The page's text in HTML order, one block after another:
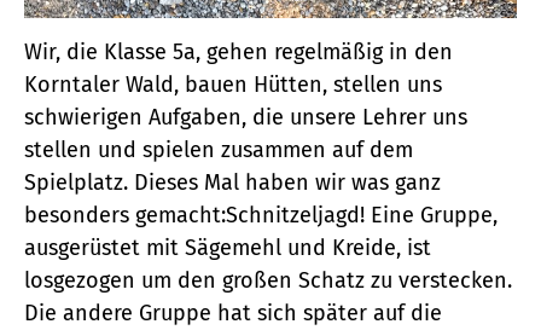
Wir, die Klasse 5a, gehen regelmäßig in den
Korntaler Wald, bauen Hütten, stellen uns
schwierigen Aufgaben, die unsere Lehrer uns
stellen und spielen zusammen auf dem
Spielplatz. Dieses Mal haben wir was ganz
besonders gemacht:Schnitzeljagd! Eine Gruppe,
ausgerüstet mit Sägemehl und Kreide, ist
losgezogen um den großen Schatz zu verstecken.
Die andere Gruppe hat sich später auf die